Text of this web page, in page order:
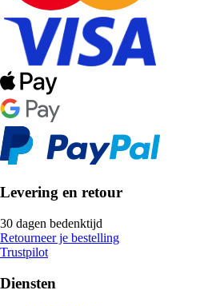
Levering en retour
30 dagen bedenktijd
Retourneer je bestelling
Trustpilot
Diensten